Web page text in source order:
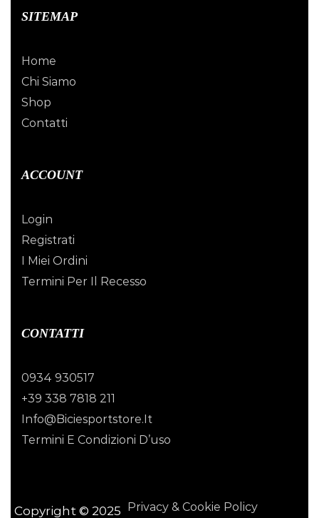
SITEMAP
Home
Chi Siamo
Shop
Contatti
ACCOUNT
Login
Registrati
I Miei Ordini
Termini Per Il Recesso
CONTATTI
0934 930517
+39 338 7818 211
Info@biciesportstore.it
Termini E Condizioni D’uso
Copyright © 2025 Privacy & Cookie Policy